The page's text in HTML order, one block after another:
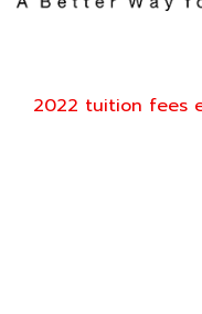
2022 tuition fees